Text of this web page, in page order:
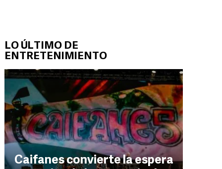
LO ÚLTIMO DE
ENTRETENIMIENTO
Caifanes convierte la espera